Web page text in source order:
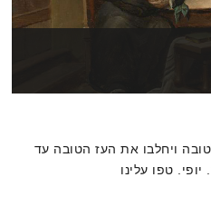
ויחלבו את העז הטובה עד
טפו עלינו